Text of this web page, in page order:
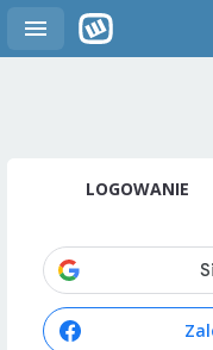
LOGOWANIE